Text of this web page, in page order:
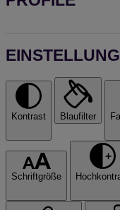
Kontrast Blaufilter
Schriftgröße